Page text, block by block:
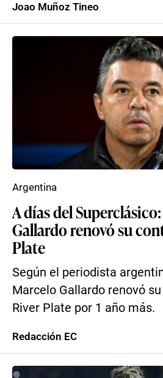
Joao Muñoz Tineo
A días del
Gallardo renovó su
Plate
Según el periodista
Marcelo Gallardo renovó
River Plate por 1 año más.
Argentina
Redacción EC